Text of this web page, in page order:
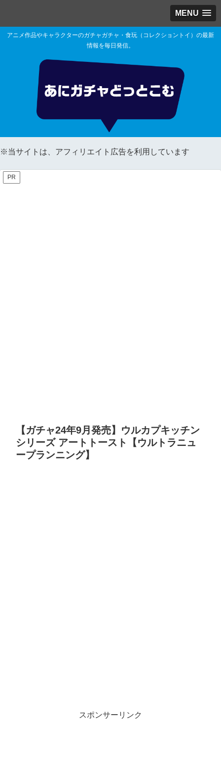
MENU
アニメ作品やキャラクターのガチャガチャ・食玩（コレクショントイ）の最新
情報を毎日発信。
※当サイトは、アフィリエイト広告を利用しています
PR
【ガチャ24年9月発売】ウルカプキッチン
シリーズ アートトースト【ウルトラニュ
ープランニング】
スポンサーリンク